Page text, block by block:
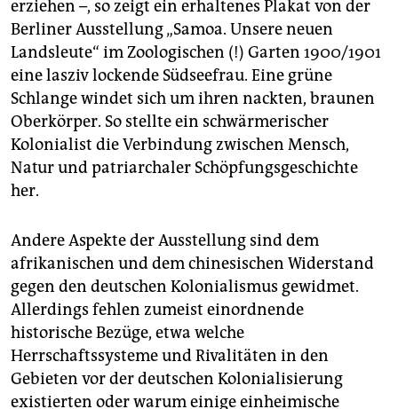
erziehen –, so zeigt ein erhaltenes Plakat von der
Berliner Ausstellung „Samoa. Unsere neuen
Landsleute“ im Zoologischen (!) Garten 1900/1901
eine lasziv lockende Südseefrau. Eine grüne
Schlange windet sich um ihren nackten, braunen
Oberkörper. So stellte ein schwärmerischer
Kolonialist die Verbindung zwischen Mensch,
Natur und patriarchaler Schöpfungsgeschichte
her.
Andere Aspekte der Ausstellung sind dem
afrikanischen und dem chinesischen Widerstand
gegen den deutschen Kolonialismus gewidmet.
Allerdings fehlen zumeist einordnende
historische Bezüge, etwa welche
Herrschaftssysteme und Rivalitäten in den
Gebieten vor der deutschen Kolonialisierung
existierten oder warum einige einheimische